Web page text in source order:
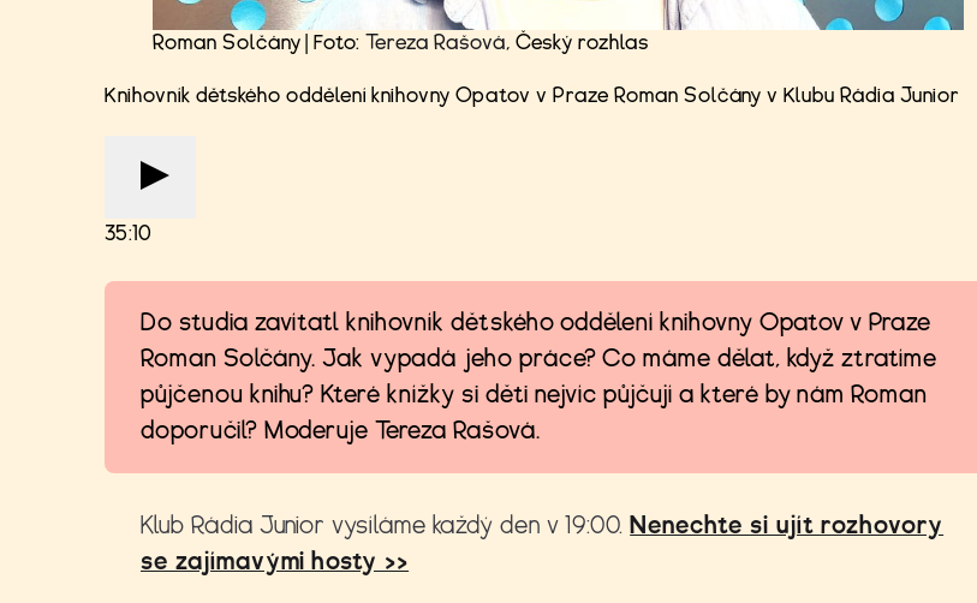
Roman Solčány | Foto:Tereza Rašová, Český rozhlas
Knihovník dětského oddělení knihovny Opatov v Praze Roman Solčány v Klubu Rádia Junior
35:10
Do studia zavítatl knihovník dětského oddělení knihovny Opatov v Praze
Roman Solčány. Jak vypadá jeho práce? Co máme dělat, když ztratíme
půjčenou knihu? Které knížky si děti nejvíc půjčují a které by nám Roman
doporučil? Moderuje Tereza Rašová.
Klub Rádia Junior vysíláme každý den v 19:00.Nenechte si ujít rozhovory
se zajímavými hosty >>